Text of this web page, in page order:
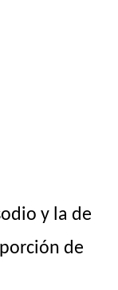
y la de
de